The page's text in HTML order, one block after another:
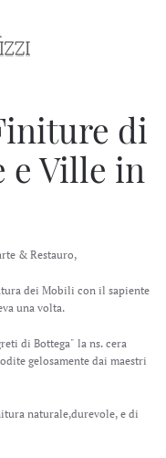
di
e Ville in
& Restauro,
dei Mobili con il sapiente
una volta.
di Bottega" la ns. cera
gelosamente dai maestri
naturale,durevole, e di